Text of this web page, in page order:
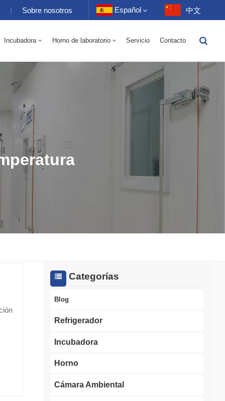
| Sobre nosotros Español
Français
Português
中文
Incubadora Horno de laboratorio Servicio Contacto
Categorías
Blog
Refrigerador
Incubadora
Horno
Cámara Ambiental